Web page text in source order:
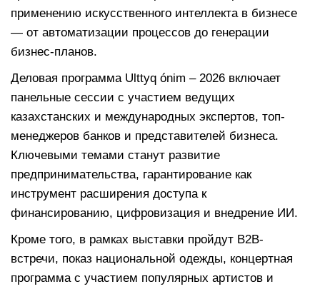
применению искусственного интеллекта в бизнесе
— от автоматизации процессов до генерации
бизнес-планов.
Деловая программа Ulttyq ónim – 2026 включает
панельные сессии с участием ведущих
казахстанских и международных экспертов, топ-
менеджеров банков и представителей бизнеса.
Ключевыми темами станут развитие
предпринимательства, гарантирование как
инструмент расширения доступа к
финансированию, цифровизация и внедрение ИИ.
Кроме того, в рамках выставки пройдут B2B-
встречи, показ национальной одежды, концертная
программа с участием популярных артистов и